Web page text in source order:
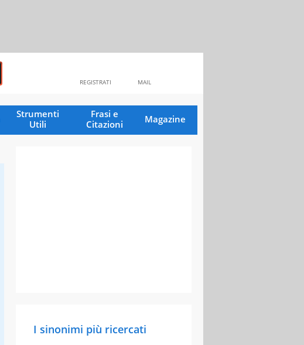
MAIL
REGISTRATI
Strumenti
Utili
Frasi e
Citazioni
Magazine
I sinonimi più ricercati